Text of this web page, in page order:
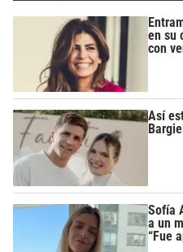
en su
con
Así
Sofía
a un
“Fue